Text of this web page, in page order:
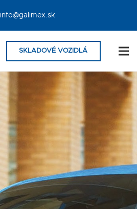
info@galimex.sk
SKLADOVÉ VOZIDLÁ